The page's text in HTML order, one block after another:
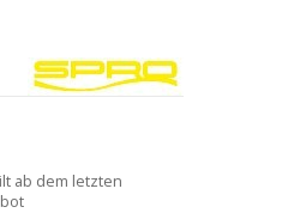
ab dem letzten